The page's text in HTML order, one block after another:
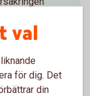
anledningar
val
för dig. Det
din